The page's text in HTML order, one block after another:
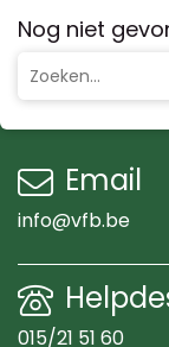
Nog niet
Email
info@vfb.be
015/21 51 60